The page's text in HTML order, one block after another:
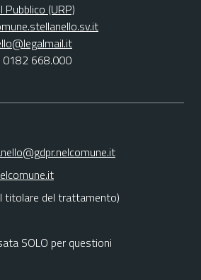
(URP)
0182 668.000
titolare del trattamento)
SOLO per questioni